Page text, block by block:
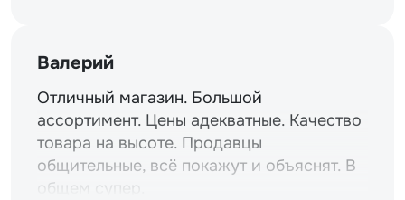
Валерий
Отличный магазин. Большой
ассортимент. Цены адекватные. Качество
товара на высоте. Продавцы
общительные, всё покажут и объяснят. В
общем супер.